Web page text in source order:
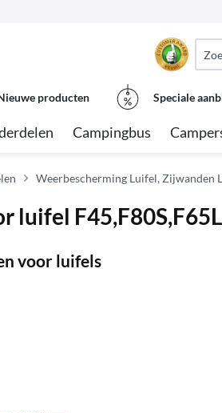
producten Speciale
Campingbus
Weerbescherming Luifel, Zijwanden
voor luifels